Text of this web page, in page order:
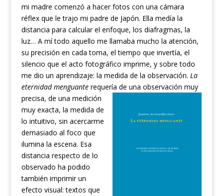
mi madre comenzó a hacer fotos con una cámara
réflex que le trajo mi padre de Japón. Ella medía la
distancia para calcular el enfoque, los diafragmas, la
luz… A mí todo aquello me llamaba mucho la atención,
su precisión en cada toma, el tiempo que invertía, el
silencio que el acto fotográfico imprime, y sobre todo
me dio un aprendizaje: la medida de la observación. La
eternidad menguanterequería de una observación muy
precisa, de una medición
muy exacta, la medida de
lo intuitivo, sin acercarme
demasiado al foco que
ilumina la escena. Esa
distancia respecto de lo
observado ha podido
también imprimir un
efecto visual: textos que